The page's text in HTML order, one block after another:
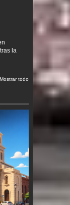
la
Mostrar todo